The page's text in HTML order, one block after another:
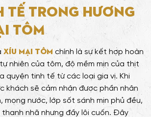
tế trong hương
Tôm
Xíu Mại Tôm chính là sự kết hợp hoàn
nhiên của tôm, độ mềm mịn của thịt
quyện tinh tế từ các loại gia vị. Khi
khách sẽ cảm nhận được phần nhân
mọng nước, lớp sốt sánh mịn phủ đều,
nhã nhưng đầy lôi cuốn. Đây